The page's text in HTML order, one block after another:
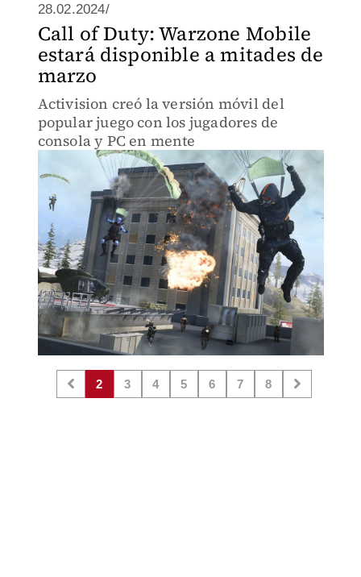
28.02.2024/
Call of Duty: Warzone Mobile
estará disponible a mitades de
marzo
Activision creó la versión móvil del
popular juego con los jugadores de
consola y PC en mente
2 3 4 5 6 7 8